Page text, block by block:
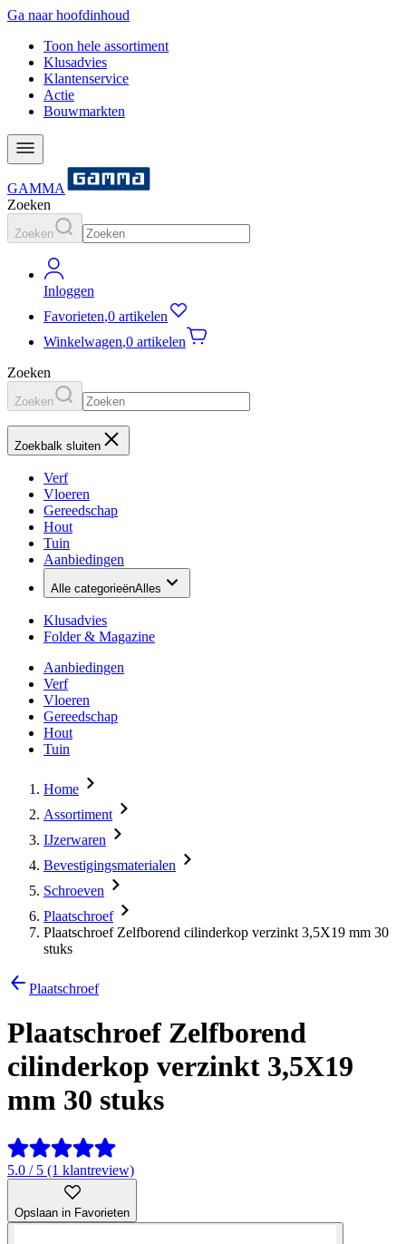
Ga naar hoofdinhoud
Toon hele assortiment
Klusadvies
Klantenservice
Actie
Bouwmarkten
GAMMA
Zoeken
Zoeken
Inloggen
Favorieten,0 artikelen
Winkelwagen,0 artikelen
Zoeken
Zoeken
Zoekbalk sluiten
Verf
Vloeren
Gereedschap
Hout
Tuin
Aanbiedingen
Alle categorieënAlles
Klusadvies
Folder & Magazine
Aanbiedingen
Verf
Vloeren
Gereedschap
Hout
Tuin
Home
Assortiment
IJzerwaren
Bevestigingsmaterialen
Schroeven
Plaatschroef
Plaatschroef Zelfborend cilinderkop verzinkt 3,5X19 mm 30
stuks
Plaatschroef
Plaatschroef Zelfborend
cilinderkop verzinkt 3,5X19
mm 30 stuks
5.0 / 5 (1 klantreview)
Opslaan in Favorieten